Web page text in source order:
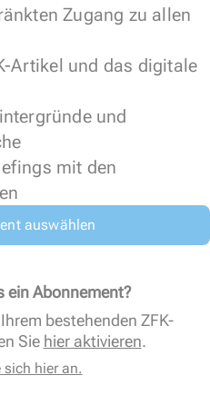
Zugang zu allen
Artikel und das digitale
und
mit den
auswählen
ein Abonnement?
bestehenden ZFK-
Sie hier aktivieren.
sich hier an.